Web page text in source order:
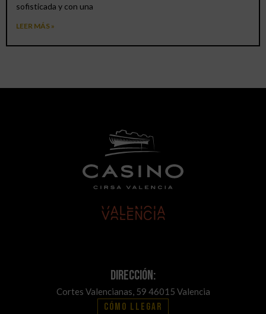
sofisticada y con una
LEER MÁS »
Dirección:
Cortes Valencianas, 59 46015 Valencia
Cómo llegar